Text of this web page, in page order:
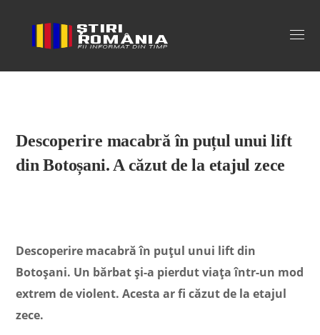
Stiri Romania
Descoperire macabră în puțul unui lift
din Botoșani. A căzut de la etajul zece
Descoperire macabră în puțul unui lift din
Botoșani. Un bărbat și-a pierdut viața într-un mod
extrem de violent. Acesta ar fi căzut de la etajul
zece.